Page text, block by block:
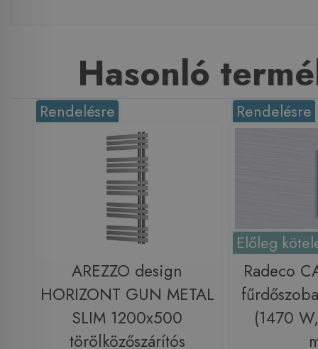
Hasonló
Rendelésre
AREZZO design
HORIZONT GUN METAL
SLIM 1200x500
törölközőszárítós
Rendelésre
Előleg
Radeco
(1470